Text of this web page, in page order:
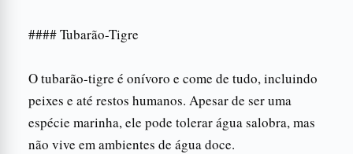
#### Tubarão-Tigre
O tubarão-tigre é onívoro e come de tudo, incluindo
peixes e até restos humanos. Apesar de ser uma
espécie marinha, ele pode tolerar água salobra, mas
não vive em ambientes de água doce.